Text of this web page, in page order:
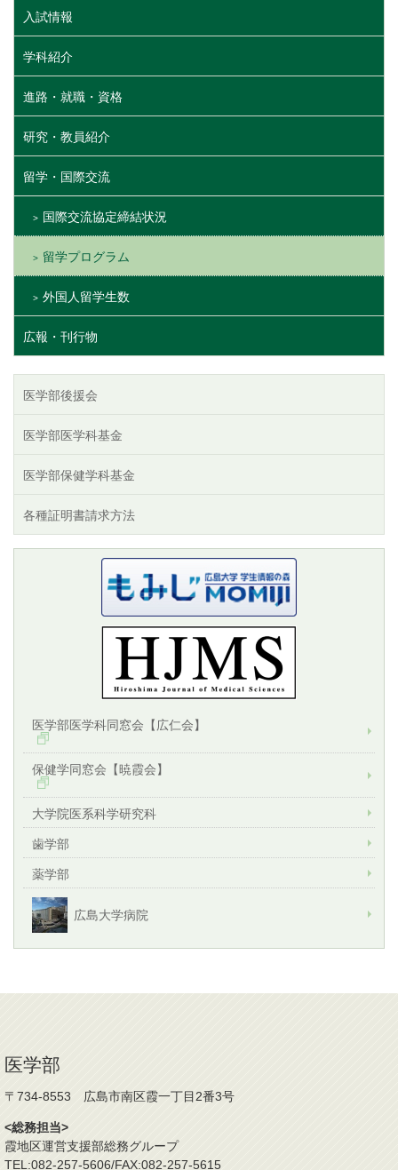
入試情報
学科紹介
進路・就職・資格
研究・教員紹介
留学・国際交流
国際交流協定締結状況
留学プログラム
外国人留学生数
広報・刊行物
医学部後援会
医学部医学科基金
医学部保健学科基金
各種証明書請求方法
医学部医学科同窓会【広仁会】
保健学同窓会【暁霞会】
大学院医系科学研究科
歯学部
薬学部
広島大学病院
医学部
〒734-8553 広島市南区霞一丁目2番3号
<総務担当>
霞地区運営支援部総務グループ
TEL:082-257-5606/FAX:082-257-5615